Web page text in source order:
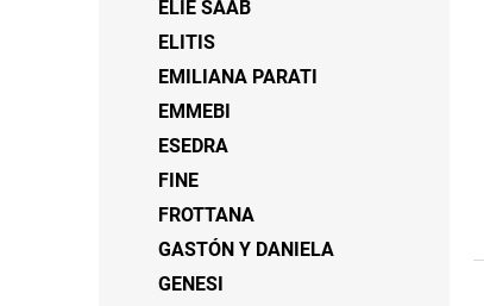
ELIE SAAB
ELITIS
EMILIANA PARATI
EMMEBI
ESEDRA
FINE
FROTTANA
GASTÓN Y DANIELA
GENESI